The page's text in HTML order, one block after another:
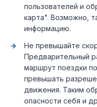
пользователей и
карта". Возможно,
информацию.
Не превышайте
Предварительный
маршрут поездки
превышать
движения. Таким
опасности себя и